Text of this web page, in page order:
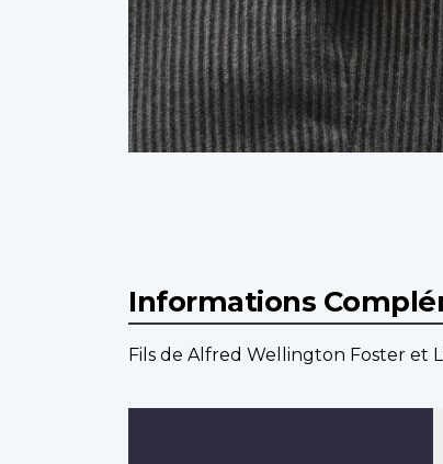
Informations
Fils de Alfred Wellington Foster et